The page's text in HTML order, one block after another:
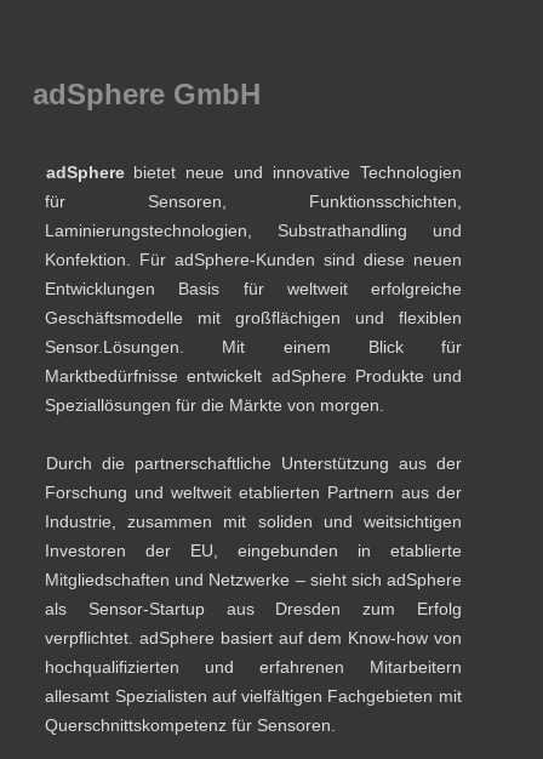
adSphere GmbH
adSpherebietet neue und innovative Technologien
für Sensoren, Funktionsschichten,
Laminierungstechnologien, Substrathandling und
Konfektion. Für adSphere-Kunden sind diese neuen
Entwicklungen Basis für weltweit erfolgreiche
Geschäftsmodelle mit großflächigen und flexiblen
Sensor.Lösungen. Mit einem Blick für
Marktbedürfnisse entwickelt adSphere Produkte und
Speziallösungen für die Märkte von morgen.
Durch die partnerschaftliche Unterstützung aus der
Forschung und weltweit etablierten Partnern aus der
Industrie, zusammen mit soliden und weitsichtigen
Investoren der EU, eingebunden in etablierte
Mitgliedschaften und Netzwerke – sieht sich adSphere
als Sensor-Startup aus Dresden zum Erfolg
verpflichtet. adSphere basiert auf dem Know-how von
hochqualifizierten und erfahrenen Mitarbeitern
allesamt Spezialisten auf vielfältigen Fachgebieten mit
Querschnittskompetenz für Sensoren.